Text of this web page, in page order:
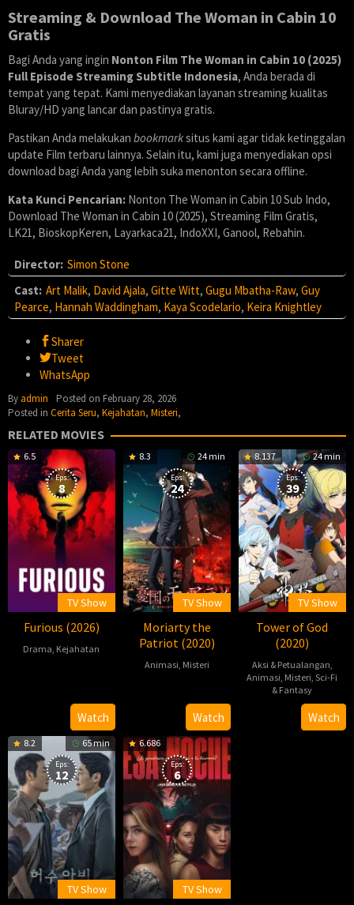
Streaming & Download The Woman in Cabin 10
Gratis
Bagi Anda yang ingin Nonton Film The Woman in Cabin 10 (2025)
Full Episode Streaming Subtitle Indonesia, Anda berada di
tempat yang tepat. Kami menyediakan layanan streaming kualitas
Bluray/HD yang lancar dan pastinya gratis.
Pastikan Anda melakukan bookmarksitus kami agar tidak ketinggalan
update Film terbaru lainnya. Selain itu, kami juga menyediakan opsi
download bagi Anda yang lebih suka menonton secara offline.
Kata Kunci Pencarian: Nonton The Woman in Cabin 10 Sub Indo,
Download The Woman in Cabin 10 (2025), Streaming Film Gratis,
LK21, BioskopKeren, Layarkaca21, IndoXXI, Ganool, Rebahin.
Director: Simon Stone
Cast: Art Malik, David Ajala, Gitte Witt, Gugu Mbatha-Raw, Guy
Pearce, Hannah Waddingham, Kaya Scodelario, Keira Knightley
Sharer
Tweet
WhatsApp
By admin Posted on February 28, 2026
Posted in Cerita Seru, Kejahatan, Misteri,
RELATED MOVIES
6.5
Eps:
8
TV Show
Furious (2026)
Drama, Kejahatan
27
Watch
8.3 24 min
Eps:
24
TV Show
Moriarty the
Patriot (2020)
Animasi, Misteri
10-
11 Watch
8.137 24 min
Eps:
39
TV Show
Tower of God
(2020)
Aksi & Petualangan,
Animasi, Misteri,Sci-Fi
& Fantasy
2020-
04-
Watch
8.2 65 min
Eps:
12
TV Show
6.686
Eps:
6
TV Show